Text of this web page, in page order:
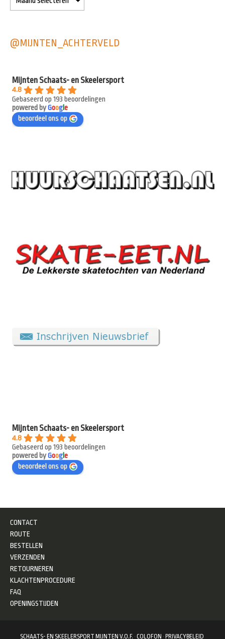
@MIJNTEN_ACHTERVELD
Mijnten Schaats- en Skeelersport
4.8
Gebaseerd op 193 beoordelingen
powered byGooge
beoordeel ons op
Mijnten Schaats- en Skeelersport
4.8
Gebaseerd op 193 beoordelingen
powered byGooge
beoordeel ons op
CONTACT
ROUTE
BESTELLEN
VERZENDEN
RETOURNEREN
KLACHTENPROCEDURE
FAQ
OPENINGSTIJDEN
SCHAATS- EN SKEELERSPORT MIJNTEN V.O.F. · COLOFON · PRIVACYBELEID